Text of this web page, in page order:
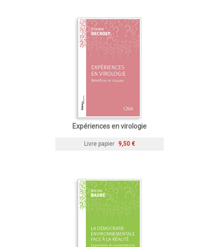
Expériences en virologie
Livre papier 9,50 €